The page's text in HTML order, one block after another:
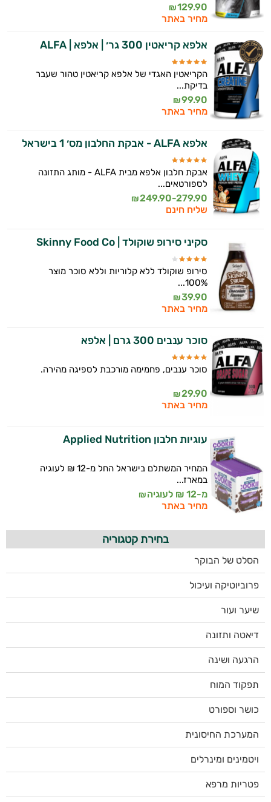
129.90
₪
מחיר באתר
אלפא קריאטין 300 גר׳ | אלפא | ALFA
הקריאטין האגדי של אלפא קריאטין טהור שעבר
בדיקת...
99.90
₪
מחיר באתר
אלפא ALFA - אבקת החלבון מס׳ 1 בישראל
אבקת חלבון אלפא מבית ALFA - מותג התזונה
לספורטאים...
249.90-279.90
₪
שליח חינם
סקיני סירופ שוקולד | Skinny Food Co
סירופ שוקולד ללא קלוריות וללא סוכר מוצר
100%...
39.90
₪
מחיר באתר
סוכר ענבים 300 גרם | אלפא
סוכר ענבים, פחמימה מורכבת לספיגה מהירה.
29.90
₪
מחיר באתר
עוגיות חלבון Applied Nutrition
המחיר המשתלם בישראל החל מ-12 ₪ לעוגיה
במארז...
מ-12 ₪ לעוגיה ₪
מחיר באתר
בחירת קטגוריה
הסלט של הבוקר
פרוביוטיקה ועיכול
שיער ועור
דיאטה ותזונה
הרגעה ושינה
תפקוד המוח
כושר וספורט
המערכת החיסונית
ויטמינים ומינרלים
פטריות מרפא